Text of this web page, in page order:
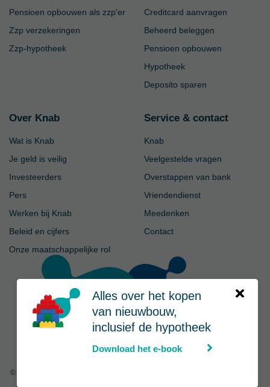
Alles over het kopen
van nieuwbouw,
inclusief de hypotheek
Download het e-book
Pensioen opbouwen als zzp'er
Zzp verzekeringen
Zzp-hypotheek
Creditcard aanvragen
Beheerd beleggen
Pensioen opbouwen
Hypotheek
Deposito sparen
Over Knab
Wat is Knab
Je geld is veilig
Investeerders
Pers
Werken bij Knab
Beleid en cijfers
Onze maatschappelijke rol
Service & contact
Knab
Veelgestelde vragen
Overstappen van bank
Vriendendienst
Meedenken
Contact
© Knab